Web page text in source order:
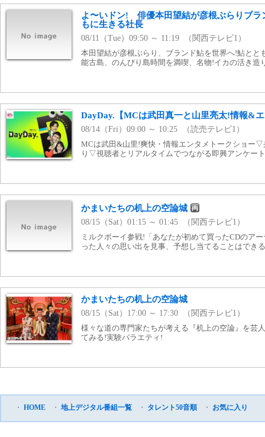
よ〜いドン! 俳優本田望結が彦根ぶらりブラ
もに生きる社長
08/11（Tue）09:50 ～ 11:19 （関西テレビ1）
本田望結が彦根ぶらり、ブランド鮎を世界へ!鮎と
能古島、のんびり島時間を満喫、名物!イカの活き造
DayDay.【MCは武田真一と山里亮太!情報&
08/14（Fri）09:00 ～ 10:25 （読売テレビ1）
MCは武田&山里!爽快・情報エンタメトークショー
り▽視聴者とリアルタイムでつながる即興アンケー
かまいたちの机上の空論城
08/15（Sat）01:15 ～ 01:45 （関西テレビ1）
ミルクボーイ参戦!「あなたが初めて買ったCDのア
った人々の思い出を見事、予想し当てることはでき
かまいたちの机上の空論城
08/15（Sat）17:00 ～ 17:30 （関西テレビ1）
様々な道の専門家たちが考える『机上の空論』を芸
てみる!実験バラエティ!
・ HOME ・ 地上デジタル番組一覧 ・ タレント50音順 ・ お気に入り